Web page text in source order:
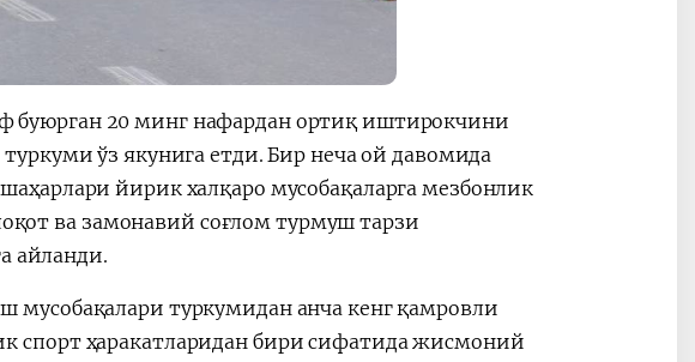
буюрган 20 минг нафардан ортиқ иштирокчини
ўз якунига етди. Бир неча ой давомида
йирик халқаро мусобақаларга мезбонлик
ва замонавий соғлом турмуш тарзи
айланди.
мусобақалари туркумидан анча кенг қамровли
спорт ҳаракатларидан бири сифатида жисмоний